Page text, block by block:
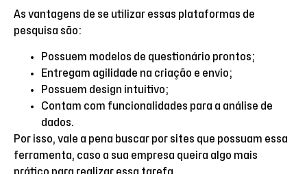
As vantagens de se utilizar essas plataformas de
pesquisa são:
Possuem modelos de questionário prontos;
Entregam agilidade na criação e envio;
Possuem design intuitivo;
Contam com funcionalidades para a análise de
dados.
Por isso, vale a pena buscar por sites que possuam essa
ferramenta, caso a sua empresa queira algo mais